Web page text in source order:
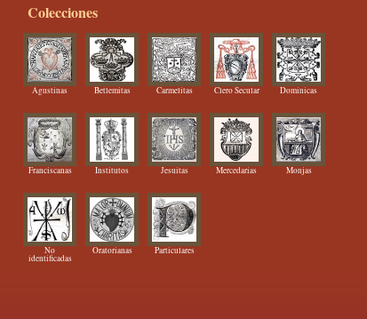
Colecciones
Agustinas Betlemitas Carmelitas Clero Secular Dominicas
Franciscanas Institutos Jesuitas Mercedarias Monjas
No
identificadas
Oratorianas Particulares